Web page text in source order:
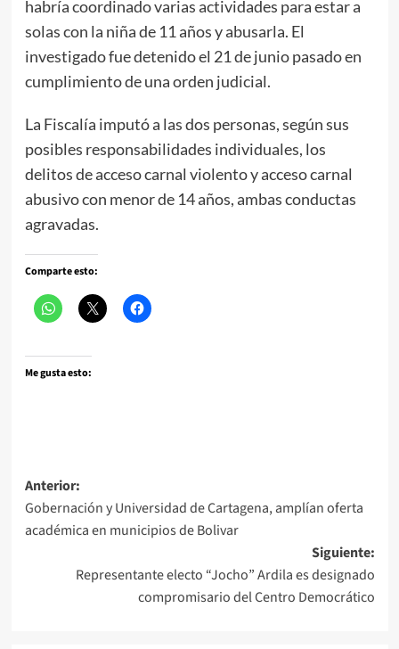
habría coordinado varias actividades para estar a
solas con la niña de 11 años y abusarla. El
investigado fue detenido el 21 de junio pasado en
cumplimiento de una orden judicial.
La Fiscalía imputó a las dos personas, según sus
posibles responsabilidades individuales, los
delitos de acceso carnal violento y acceso carnal
abusivo con menor de 14 años, ambas conductas
agravadas.
Comparte esto:
Me gusta esto:
Navegación
de
entradas
Anterior:
Gobernación y Universidad de Cartagena, amplían oferta
académica en municipios de Bolivar
Siguiente:
Representante electo “Jocho” Ardila es designado
compromisario del Centro Democrático